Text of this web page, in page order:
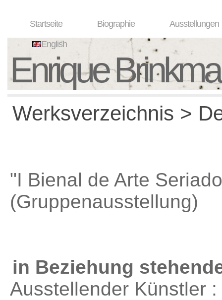
Startseite Biographie Ausstellungen
English
Enrique
Werksverzeichnis >
"I Bienal de Arte
(Gruppenausstellung)
in Beziehung
Ausstellender Künstler